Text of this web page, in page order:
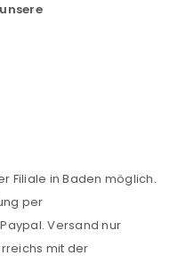
Filiale in Baden möglich.
per
Versand nur
mit der